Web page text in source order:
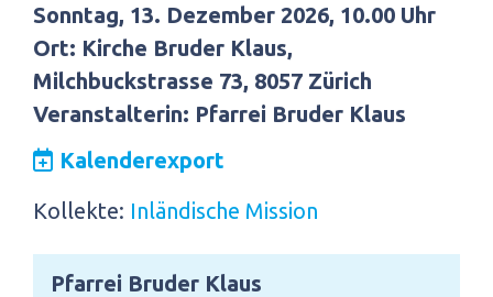
Sonntag, 13. Dezember 2026, 10.00 Uhr
Ort: Kirche Bruder Klaus,
Milchbuckstrasse 73, 8057 Zürich
Veranstalterin: Pfarrei Bruder Klaus
Kalenderexport
Kollekte: Inländische Mission
Pfarrei Bruder Klaus